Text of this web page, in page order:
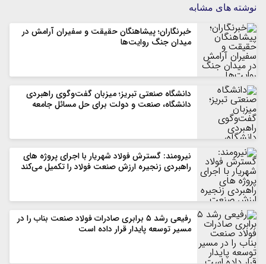
نوشته های مشابه
خبرنگاران؛ پیشاهنگان حقیقت و سفیران آرامش در
میدان جنگ روایت‌ها
دانشگاه صنعتی تبریز؛ میزبان گفت‌وگوی راهبردی
دانشگاه، صنعت و دولت برای حل مسائل جامعه
نیرومند: گسترش فولاد شهریار با اجرای پروژه های
راهبردی زنجیره ارزش صنعت فولاد را تکمیل می‌کند
رفیعی رشد ۵ برابری صادرات فولاد صنعت بناب را در
مسیر توسعه پایدار قرار داده است